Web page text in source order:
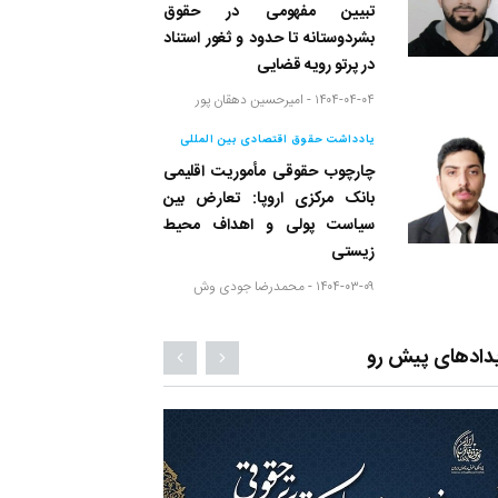
تبیین مفهومی در حقوق
بشردوستانه تا حدود و ثغور استناد
در پرتو رویه قضایی
۱۴۰۴-۰۴-۰۴ - امیرحسین دهقان پور
یادداشت حقوق اقتصادی بین المللی
چارچوب حقوقی مأموریت اقلیمی
بانک مرکزی اروپا: تعارض بین
سیاست پولی و اهداف محیط
زیستی
۱۴۰۴-۰۳-۰۹ - محمدرضا جودی وش
پیش رو